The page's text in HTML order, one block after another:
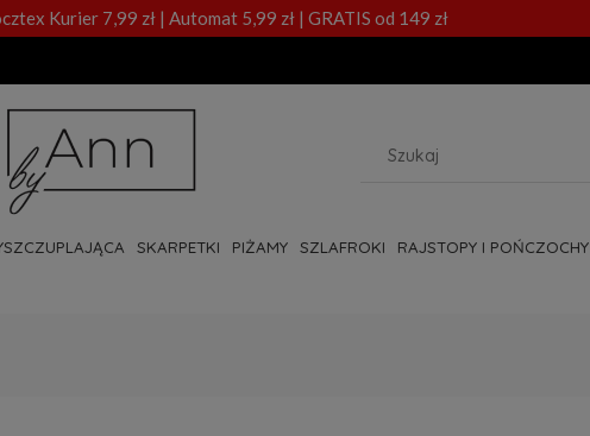
Kurier 7,99 zł | Automat 5,99 zł | GRATIS od 149 zł
SKARPETKI PIŻAMY SZLAFROKI RAJSTOPY I POŃCZOCHY